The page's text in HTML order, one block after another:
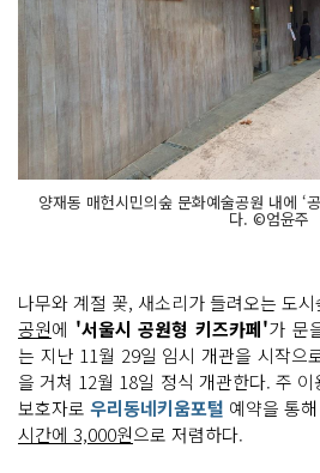
양재동 매헌시민의숲 문화예술공원 내에 ‘
다. ©엄윤주
나무와 계절 꽃, 새소리가 들려오는 도시
공원에 '서울시 공원형 키즈카페'가 문
는 지난 11월 29일 임시 개관을 시작으
을 거쳐 12월 18일 정식 개관한다. 주
보호자로 우리동네키움포털 예약을 통
시간에 3,000원으로 저렴하다.